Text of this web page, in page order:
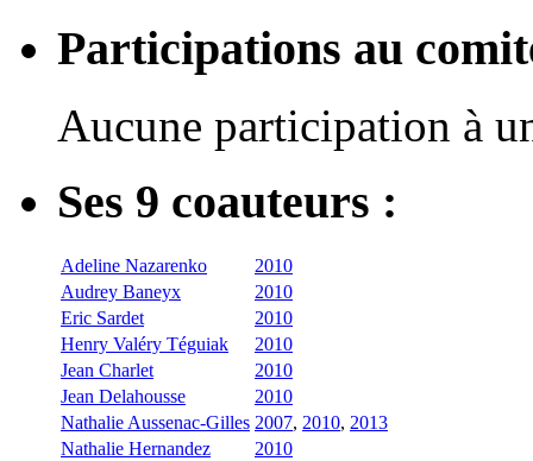
Participations au
Aucune participation à
Ses 9 coauteurs :
Adeline Nazarenko
2010
Audrey Baneyx
2010
Eric Sardet
2010
Henry Valéry Téguiak
2010
Jean Charlet
2010
Jean Delahousse
2010
Nathalie Aussenac-Gilles 2007, 2010, 2013
Nathalie Hernandez
2010